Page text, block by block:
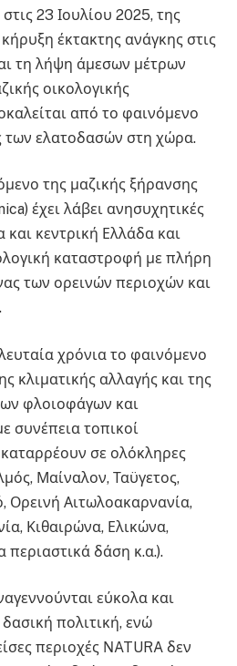
23 Ιουλίου 2025, της
έκτακτης ανάγκης στις
τη λήψη άμεσων μέτρων
οικολογικής
από το φαινόμενο
των ελατοδασών στη χώρα.
της μαζικής ξήρανσης
έχει λάβει ανησυχητικές
και κεντρική Ελλάδα και
καταστροφή με πλήρη
των ορεινών περιοχών και
χρόνια το φαινόμενο
κλιματικής αλλαγής και της
φλοιοφάγων και
συνέπεια τοπικοί
σε ολόκληρες
Μαίναλον, Ταϋγετος,
Ορεινή Αιτωλοακαρνανία,
Κιθαιρώνα, Ελικώνα,
περιαστικά δάση κ.α.).
εύκολα και
πολιτική, ενώ
περιοχές ΝATURA δεν